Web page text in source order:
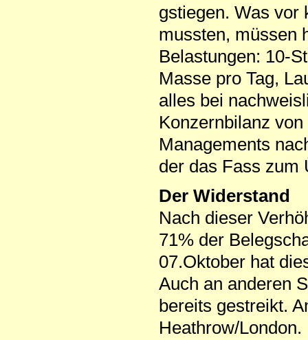
gstiegen. Was vor
mussten, müssen
Belastungen: 10-
Masse pro Tag,
alles bei
Konzernbilanz
Managements
der das Fass zum
Der Widerstand
Nach dieser
71% der
07.Oktober hat
Auch an anderen
bereits gestreikt.
Heathrow/London.